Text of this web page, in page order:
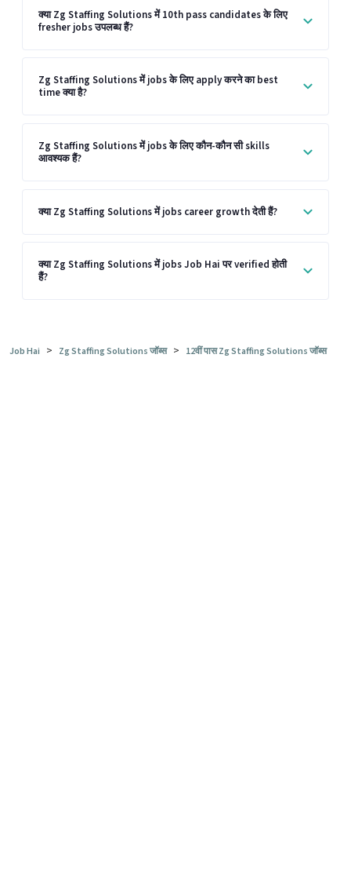
क्या Zg Staffing Solutions में 10th pass candidates के लिए
fresher jobs उपलब्ध हैं?
Zg Staffing Solutions में jobs के लिए apply करने का best
time क्या है?
Zg Staffing Solutions में jobs के लिए कौन-कौन सी skills
आवश्यक हैं?
क्या Zg Staffing Solutions में jobs career growth देती हैं?
क्या Zg Staffing Solutions में jobs Job Hai पर verified होती
हैं?
Job Hai > Zg Staffing Solutions जॉब्स > 12वीं पास Zg Staffing Solutions जॉब्स